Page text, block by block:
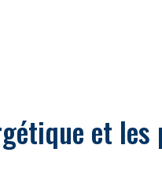
et